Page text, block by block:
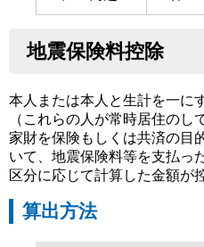
地震保険料控除
本人または本人と生計を一に
（これらの人が常時居住の
家財を保険もしくは共済の目
いて、地震保険料等を支払っ
区分に応じて計算した金額が
算出方法